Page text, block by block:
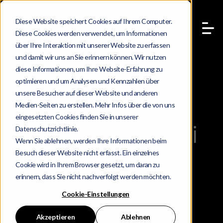
Diese Website speichert Cookies auf Ihrem Computer.
Diese Cookies werden verwendet, um Informationen
über Ihre Interaktion mit unserer Website zu erfassen
und damit wir uns an Sie erinnern können. Wir nutzen
diese Informationen, um Ihre Website-Erfahrung zu
optimieren und um Analysen und Kennzahlen über
unsere Besucher auf dieser Website und anderen
Medien-Seiten zu erstellen. Mehr Infos über die von uns
eingesetzten Cookies finden Sie in unserer
Datenschutzrichtlinie.
Wenn Sie ablehnen, werden Ihre Informationen beim
Besuch dieser Website nicht erfasst. Ein einzelnes
Cookie wird in Ihrem Browser gesetzt, um daran zu
erinnern, dass Sie nicht nachverfolgt werden möchten.
Cookie-Einstellungen
Akzeptieren Ablehnen
Bewusstheit und
Bewusstsein – Zwei
Arten von Präsenz
Ingo Bollhoefer